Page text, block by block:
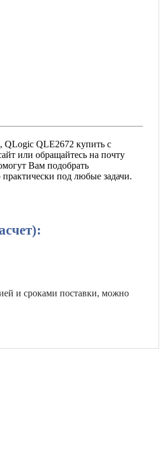
QLogic QLE2672 купить с
или обращайтесь на почту
Вам подобрать
под любые задачи.
и сроками поставки, можно